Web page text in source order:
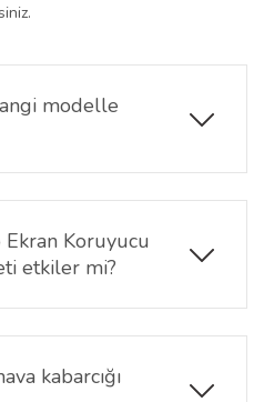
modelle
14 Pro modelinin 6.78
Diğer Huawei Nova 14
uyum sağlamaz.
Koruyucu
etkiler mi?
ekran koruyucu ultra
dokunmatik
ilk günkü
kabarcığı